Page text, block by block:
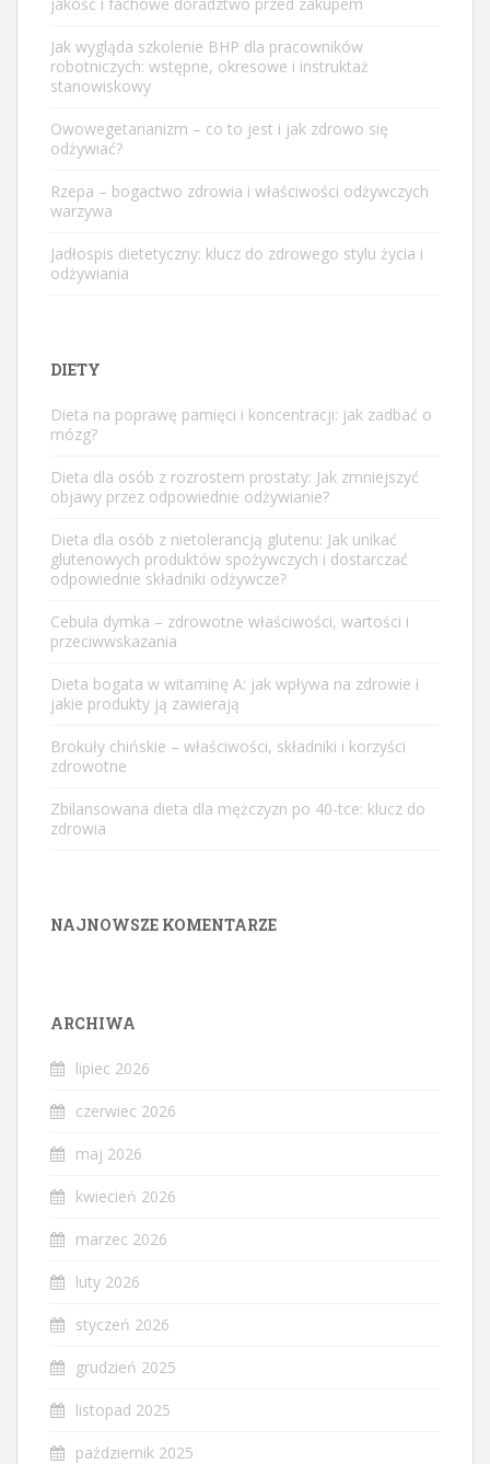
Jak wygląda szkolenie BHP dla pracowników
robotniczych: wstępne, okresowe i instruktaż
stanowiskowy
Owowegetarianizm – co to jest i jak zdrowo się
odżywiać?
Rzepa – bogactwo zdrowia i właściwości odżywczych
warzywa
Jadłospis dietetyczny: klucz do zdrowego stylu życia i
odżywiania
DIETY
Dieta na poprawę pamięci i koncentracji: jak zadbać o
mózg?
Dieta dla osób z rozrostem prostaty: Jak zmniejszyć
objawy przez odpowiednie odżywianie?
Dieta dla osób z nietolerancją glutenu: Jak unikać
glutenowych produktów spożywczych i dostarczać
odpowiednie składniki odżywcze?
Cebula dymka – zdrowotne właściwości, wartości i
przeciwwskazania
Dieta bogata w witaminę A: jak wpływa na zdrowie i
jakie produkty ją zawierają
Brokuły chińskie – właściwości, składniki i korzyści
zdrowotne
Zbilansowana dieta dla mężczyzn po 40-tce: klucz do
zdrowia
NAJNOWSZE KOMENTARZE
ARCHIWA
lipiec 2026
czerwiec 2026
maj 2026
kwiecień 2026
marzec 2026
luty 2026
styczeń 2026
grudzień 2025
listopad 2025
październik 2025